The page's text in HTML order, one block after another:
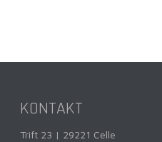
KONTAKT
Trift 23 | 29221 Celle